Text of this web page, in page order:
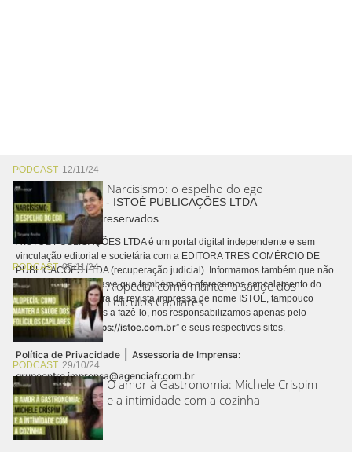
PODCAST 12/11/24
Narcisismo: o espelho do ego
PODCAST05/11/24
Alopecia: como manter a saúde dos
Folículos Capilares
PODCAST 29/10/24
O amor à Gastronomia: Michele Crispim
e a intimidade com a cozinha
Copyright © 2026 - ISTOÉ PUBLICAÇÕES LTDA
Todos os direitos reservados.
A ISTOÉ PUBLICAÇÕES LTDA é um portal digital independente e sem
vinculação editorial e societária com a EDITORA TRES COMÉRCIO DE
PUBLICACÕES LTDA (recuperação judicial). Informamos também que não
realizamos cobranças e que também não oferecemos cancelamento do
contrato de assinatura da revista impressa de nome ISTOÉ, tampouco
autorizamos terceiros a fazê-lo, nos responsabilizamos apenas pelo
conteúdo digital “https://istoe.com.br” e seus respectivos sites.
Política de Privacidade | Assessoria de Imprensa:
grupoentre.imprensa@agenciafr.com.br